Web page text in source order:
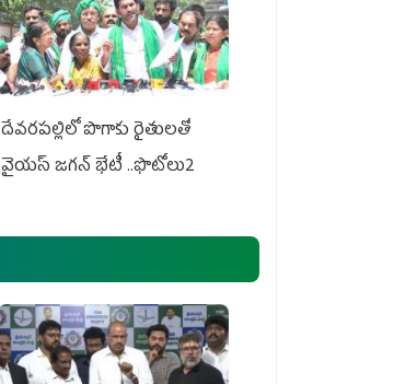
దేవరపల్లిలో పొగాకు రైతులతో
వైయస్ జగన్ భేటీ ..ఫొటోలు2